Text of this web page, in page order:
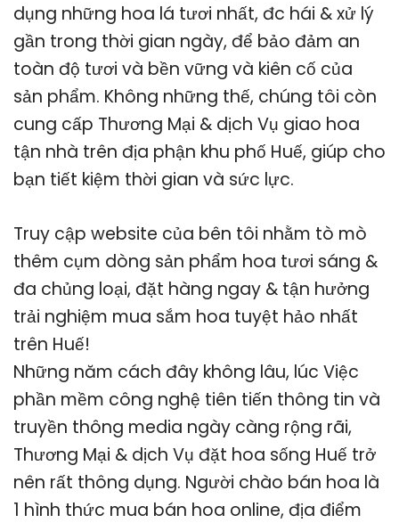
dụng những hoa lá tươi nhất, đc hái & xử lý
gần trong thời gian ngày, để bảo đảm an
toàn độ tươi và bền vững và kiên cố của
sản phẩm. Không những thế, chúng tôi còn
cung cấp Thương Mại & dịch Vụ giao hoa
tận nhà trên địa phận khu phố Huế, giúp cho
bạn tiết kiệm thời gian và sức lực.
Truy cập website của bên tôi nhằm tò mò
thêm cụm dòng sản phẩm hoa tươi sáng &
đa chủng loại, đặt hàng ngay & tận hưởng
trải nghiệm mua sắm hoa tuyệt hảo nhất
trên Huế!
Những năm cách đây không lâu, lúc Việc
phần mềm công nghệ tiên tiến thông tin và
truyền thông media ngày càng rộng rãi,
Thương Mại & dịch Vụ đặt hoa sống Huế trở
nên rất thông dụng. Người chào bán hoa là
1 hình thức mua bán hoa online, địa điểm